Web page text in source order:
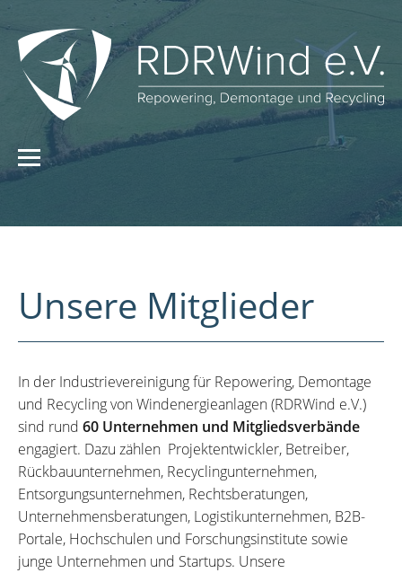
Unsere Mitglieder
In der Industrievereinigung für Repowering, Demontage
und Recycling von Windenergieanlagen (RDRWind e.V.)
sind rund 60 Unternehmen und Mitgliedsverbände
engagiert. Dazu zählen Projektentwickler, Betreiber,
Rückbauunternehmen, Recyclingunternehmen,
Entsorgungsunternehmen, Rechtsberatungen,
Unternehmensberatungen, Logistikunternehmen, B2B-
Portale, Hochschulen und Forschungsinstitute sowie
junge Unternehmen und Startups. Unsere